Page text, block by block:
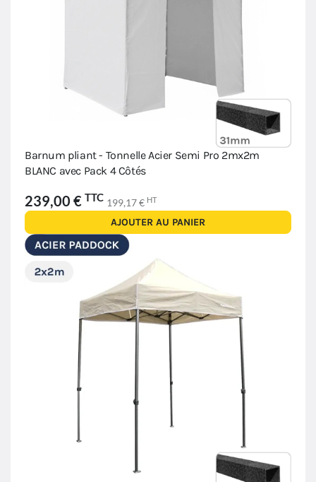
Barnum pliant - Tonnelle Acier Semi Pro 2mx2m
BLANC avec Pack 4 Côtés
239,00 € TTC 199,17 € HT
AJOUTER AU PANIER